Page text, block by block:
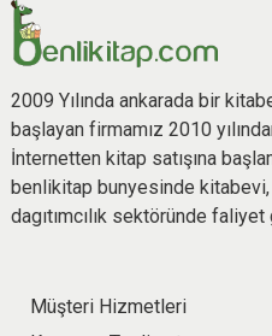
2009 Yılında ankarada bir
başlayan firmamız 2010
İnternetten kitap satışına
benlikitap bunyesinde kitabevi,
dagıtımcılık sektöründe
Müşteri Hizmetleri